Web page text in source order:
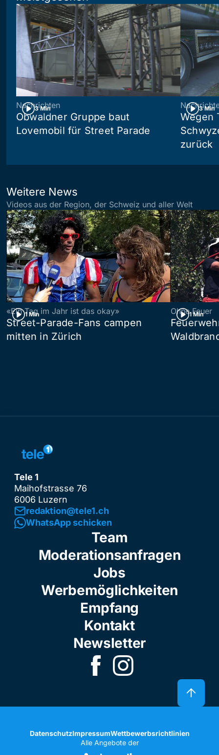
3 Min
Nachrichten
Obwaldner Gruppe baut
Lovemobil für Street Parade
3 Min
Wegen
zurück
Weitere News
Videos aus der Region, der Schweiz und aller Welt
1 Min
«Ein Tag im Jahr ist das okay»
Street-Parade-Fans campen
mitten in Zürich
1 Min
Ohne Feuer
Tele 1
Maihofstrasse 76
6006 Luzern
redaktion@tele1.ch
WhatsApp schicken
Team
Moderationsanfragen
Jobs
Werbemöglichkeiten
Empfang
Kontakt
Newsletter
DatenschutzImpressumWettbewerbsrichtlinien
Alle Angebote der